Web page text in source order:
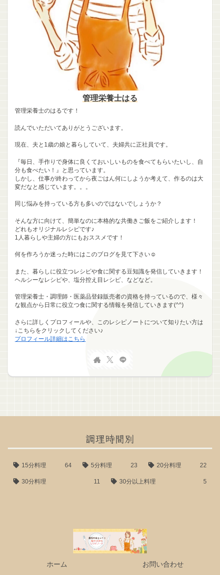
管理栄養士はる
管理栄養士のはるです！
読んでいただいてありがとうございます。
現在、夫と1歳の娘と暮らしていて、夫婦共に正社員です。
『毎日、手作りで身体に良くておいしいものを食べてもらいたいし、自
分も食べたい！』と思っています。
しかし、仕事が終わってから夜ごはん何にしようか考えて、作るのは大
変だなと感じています。。。
同じ悩みを持っている方も多いのではないでしょうか？
そんな方に向けて、簡単なのに本格的な共働きご飯をご紹介します！
どれもオリジナルレシピです♪
1人暮らしや主婦の方にもおススメです！
何を作ろうか迷った時にはこのブログを見て下さい☺
また、暮らしに役立つレシピや食に関する豆知識を発信していきます！
ヘルシーなレシピや、塩分控え目レシピ、などなど。
管理栄養士・調理師・医薬品登録販売者の資格を持っているので、様々
な観点から日常に役立つ食に関する情報を発信していきます(^^)
さらに詳しくプロフィールや、このレシピノートについて知りたい方は
↓こちらをクリックしてください♪
プロフィール詳細はこちら
調理時間別
15分料理 64 5分料理 23 20分料理 22
30分料理 11 30分以上料理 5
ホーム
お問い合わせ